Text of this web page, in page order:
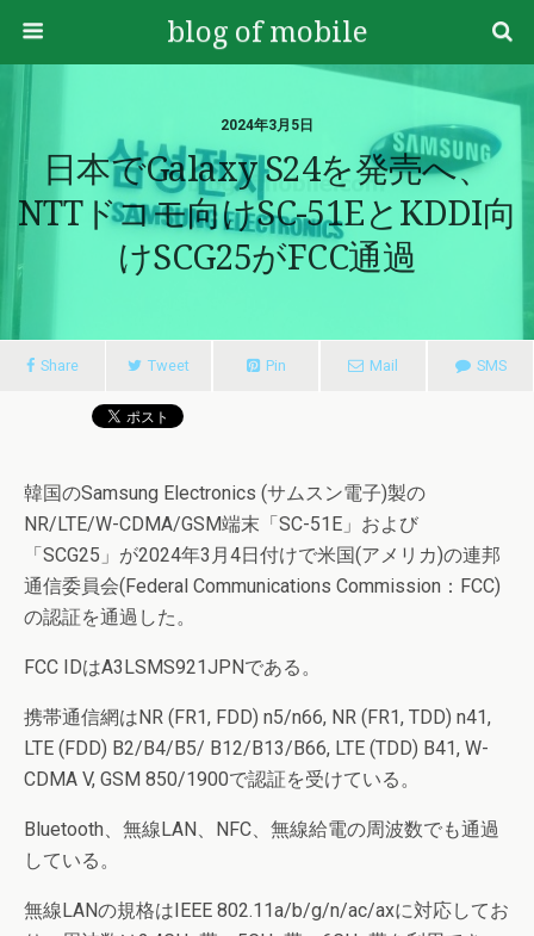
blog of mobile
2024年3月5日
日本でGalaxy S24を発売へ、
NTTドコモ向けSC-51EとKDDI向
けSCG25がFCC通過
Share Tweet Pin Mail SMS
韓国のSamsung Electronics (サムスン電子)製の
NR/LTE/W-CDMA/GSM端末「SC-51E」および
「SCG25」が2024年3月4日付けで米国(アメリカ)の連邦
通信委員会(Federal Communications Commission：FCC)
の認証を通過した。
FCC IDはA3LSMS921JPNである。
携帯通信網はNR (FR1, FDD) n5/n66, NR (FR1, TDD) n41,
LTE (FDD) B2/B4/B5/ B12/B13/B66, LTE (TDD) B41, W-
CDMA V, GSM 850/1900で認証を受けている。
Bluetooth、無線LAN、NFC、無線給電の周波数でも通過
している。
無線LANの規格はIEEE 802.11a/b/g/n/ac/axに対応してお